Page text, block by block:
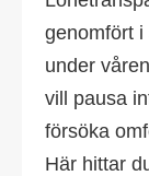
genomfört i
under
vill pausa
försöka
Här hittar